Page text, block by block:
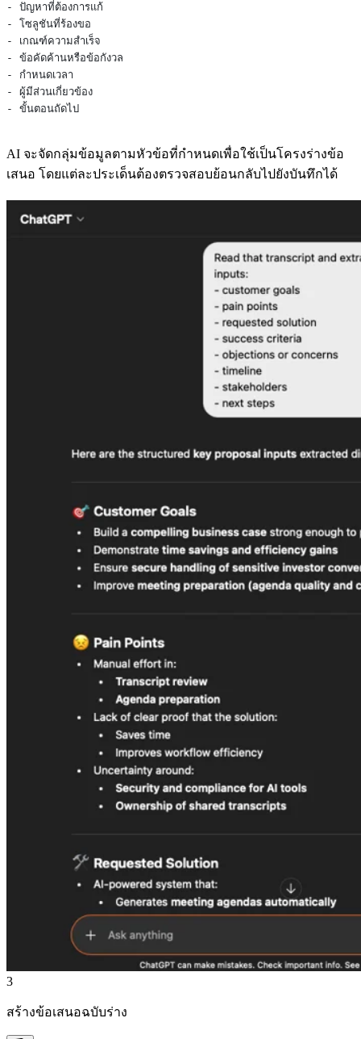
- ปัญหาที่ต้องการแก้
- โซลูชันที่ร้องขอ
- เกณฑ์ความสำเร็จ
- ข้อคัดค้านหรือข้อกังวล
- กำหนดเวลา
- ผู้มีส่วนเกี่ยวข้อง
- ขั้นตอนถัดไป
AI จะจัดกลุ่มข้อมูลตามหัวข้อที่กำหนดเพื่อใช้เป็นโครงร่างข้อ
เสนอ โดยแต่ละประเด็นต้องตรวจสอบย้อนกลับไปยังบันทึกได้
3
สร้างข้อเสนอฉบับร่าง